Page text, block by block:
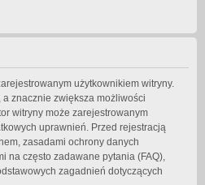
użytkownikiem witryny.
znacznie zwiększa możliwości
witryny może zarejestrowanym
uprawnień. Przed rejestracją
zasadami ochrony danych
na często zadawane pytania (FAQ),
zagadnień dotyczących